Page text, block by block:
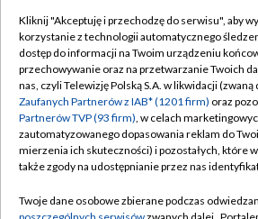
TVP
Abonament TVP
Emisja w TVP
Centrum informacji TVP
Naziemna Telewizja Cyfrowa
Rada Programowa
Regulamin TVP
Polityka
Moje zgody
Pomoc
Kliknij "Akceptuję i przechodzę do serwisu", aby
korzystanie z technologii automatycznego
dostęp do informacji na Twoim urządzeniu
przechowywanie oraz na przetwarzanie Twoich
nas, czyli Telewizję Polską S.A. w likwidacji (zwaną
Zaufanych Partnerów z IAB* (1201 firm) oraz
Partnerów TVP (93 firm), w celach
zautomatyzowanego dopasowania reklam do
mierzenia ich skuteczności) i pozostałych, które
także zgody na udostępnianie przez nas
Twoje dane osobowe zbierane podczas